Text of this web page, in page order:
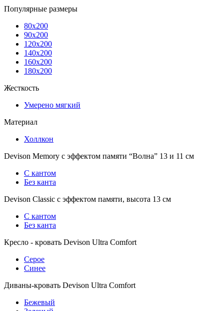
Популярные размеры
80x200
90x200
120x200
140x200
160x200
180x200
Жесткость
Умерено мягкий
Материал
Холлкон
Devison Memory с эффектом памяти “Волна” 13 и 11 см
С кантом
Без канта
Devison Classic с эффектом памяти, высота 13 см
С кантом
Без канта
Кресло - кровать Devison Ultra Comfort
Серое
Синее
Диваны-кровать Devison Ultra Comfort
Бежевый